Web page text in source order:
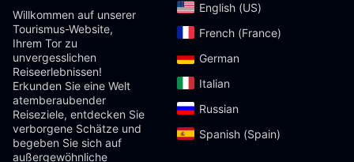
Willkommen auf unserer
Tourismus-Website,
Ihrem Tor zu
unvergesslichen
Reiseerlebnissen!
Erkunden Sie eine Welt
atemberaubender
Reiseziele, entdecken Sie
verborgene Schätze und
begeben Sie sich auf
außergewöhnliche
English (US)‎
French (France)‎
German‎
Italian‎
Russian‎
Spanish (Spain)‎